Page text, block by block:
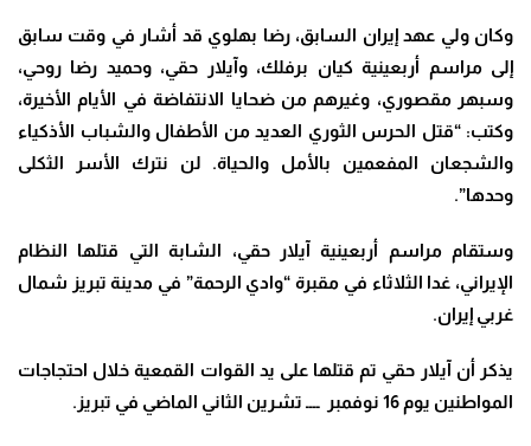
وكان ولي عهد إيران السابق، رضا بهلوي قد أشار في وقت سابق
إلى مراسم أربعينية كيان برفلك، وآيلار حقي، وحميد رضا روحي،
وسبهر مقصوري، وغيرهم من ضحايا الانتفاضة في الأيام الأخيرة،
وكتب: “قتل الحرس الثوري العديد من الأطفال والشباب الأذكياء
والشجعان المفعمين بالأمل والحياة. لن نترك الأسر الثكلى
وحدها”.
وستقام مراسم أربعينية آيلار حقي، الشابة التي قتلها النظام
الإيراني، غدا الثلاثاء في مقبرة “وادي الرحمة” في مدينة تبريز شمال
غربي إيران.
يذكر أن آيلار حقي تم قتلها على يد القوات القمعية خلال احتجاجات
المواطنين يوم 16 نوفمبر ــــ تشرين الثاني الماضي في تبريز
.